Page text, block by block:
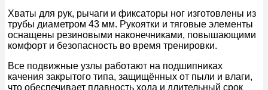
Хваты для рук, рычаги и фиксаторы ног изготовлены из
трубы диаметром 43 мм. Рукоятки и тяговые элементы
оснащены резиновыми наконечниками, повышающими
комфорт и безопасность во время тренировки.
Все подвижные узлы работают на подшипниках
качения закрытого типа, защищённых от пыли и влаги,
что обеспечивает плавность хода и длительный срок